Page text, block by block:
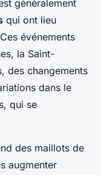
généralement
qui ont lieu
événements
la Saint-
des changements
dans le
qui se
des maillots de
augmenter